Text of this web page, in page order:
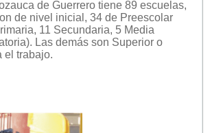
de Guerrero tiene 89 escuelas,
de nivel inicial, 34 de Preescolar
11 Secundaria, 5 Media
Las demás son Superior o
el trabajo.